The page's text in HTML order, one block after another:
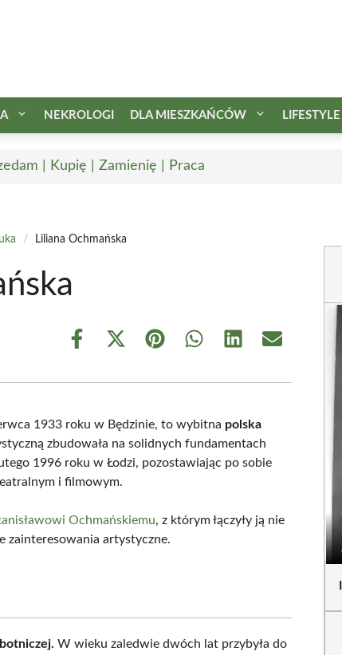
NEKROLOGI DLA MIESZKAŃCÓW LIFESTYLE
| Kupię | Zamienię | Praca
/ Liliana Ochmańska
Share
Share
(Twitter)
Share Share Share Share
1933 roku w Będzinie, to wybitna polska
zbudowała na solidnych fundamentach
1996 roku w Łodzi, pozostawiając po sobie
i filmowym.
Ochmańskiemu, z którym łączyły ją nie
zainteresowania artystyczne.
W wieku zaledwie dwóch lat przybyła do